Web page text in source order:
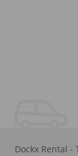
Dockx Rental -